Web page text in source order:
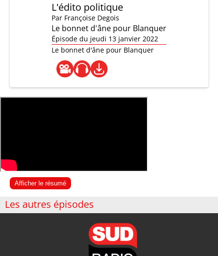
L'édito politique
Par Françoise Degois
Le bonnet d'âne pour Blanquer
Épisode du jeudi 13 janvier 2022
Le bonnet d'âne pour Blanquer
Afficher le résumé
Les autres épisodes